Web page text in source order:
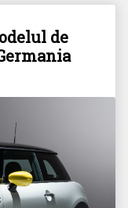
de